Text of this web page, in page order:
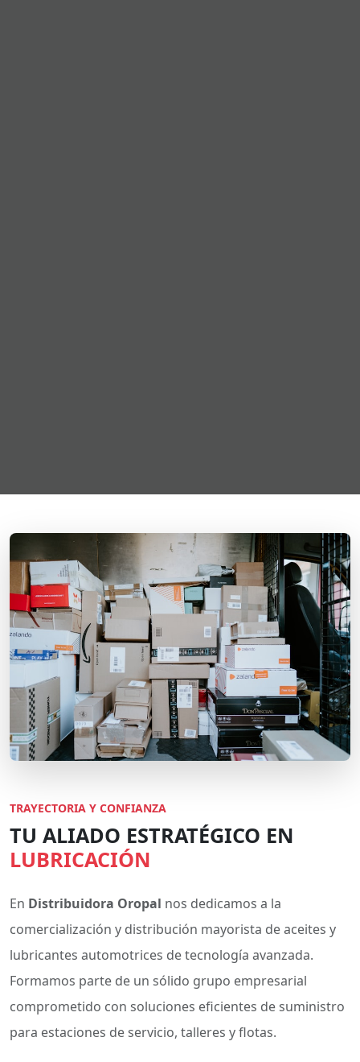
TRAYECTORIA Y CONFIANZA
TU ALIADO ESTRATÉGICO EN
LUBRICACIÓN
En Distribuidora Oropal nos dedicamos a la
comercialización y distribución mayorista de aceites y
lubricantes automotrices de tecnología avanzada.
Formamos parte de un sólido grupo empresarial
comprometido con soluciones eficientes de suministro
para estaciones de servicio, talleres y flotas.